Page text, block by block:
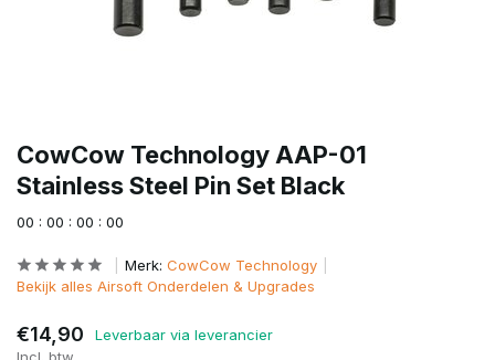
CowCow Technology AAP-01
Stainless Steel Pin Set Black
00 : 00 : 00 : 00
Merk: CowCow Technology
Bekijk alles Airsoft Onderdelen & Upgrades
€14,90
Leverbaar via leverancier